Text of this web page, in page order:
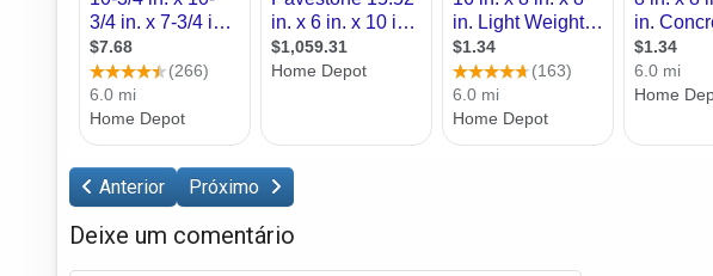
Anterior Próximo
Deixe um comentário